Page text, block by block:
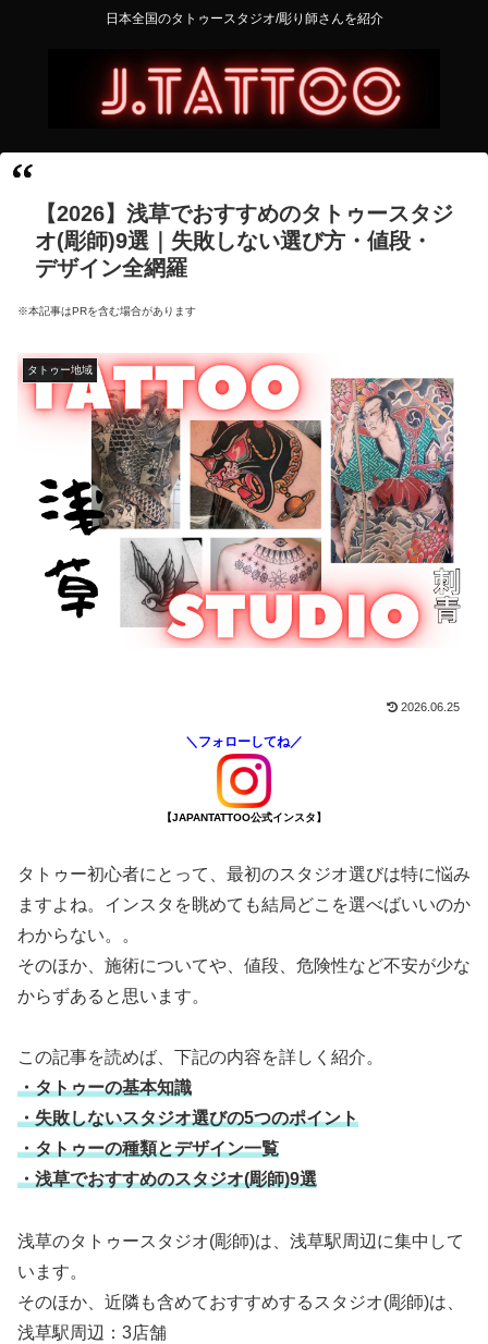
日本全国のタトゥースタジオ/彫り師さんを紹介
【2026】浅草でおすすめのタトゥースタジ
オ(彫師)9選｜失敗しない選び方・値段・
デザイン全網羅
※本記事はPRを含む場合があります
タトゥー地域
2026.06.25
＼フォローしてね／
【JAPANTATTOO公式インスタ】
タトゥー初心者にとって、最初のスタジオ選びは特に悩み
ますよね。インスタを眺めても結局どこを選べばいいのか
わからない。。
そのほか、施術についてや、値段、危険性など不安が少な
からずあると思います。
この記事を読めば、下記の内容を詳しく紹介。
・タトゥーの基本知識
・失敗しないスタジオ選びの5つのポイント
・タトゥーの種類とデザイン一覧
・浅草でおすすめのスタジオ(彫師)9選
浅草のタトゥースタジオ(彫師)は、浅草駅周辺に集中して
います。
そのほか、近隣も含めておすすめするスタジオ(彫師)は、
浅草駅周辺：3店舗